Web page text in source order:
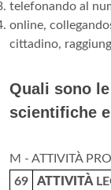
telefonando al
online,
cittadino,
Quali sono
scientifiche
M - ATTIVITÀ
69
ATTIVITÀ